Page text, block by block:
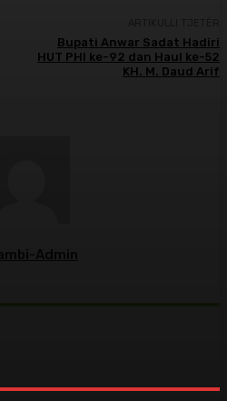
Bupati Anwar Sadat Hadiri
HUT PHI ke-92 dan Haul ke-52
KH. M. Daud Arif